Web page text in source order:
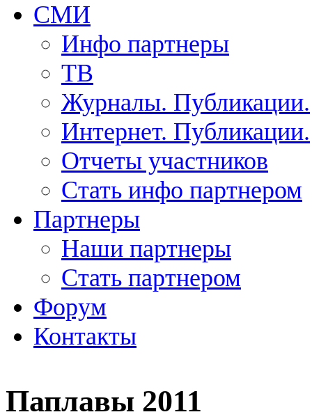
СМИ
Инфо партнеры
ТВ
Журналы. Публикации.
Интернет. Публикации.
Отчеты участников
Стать инфо партнером
Партнеры
Наши партнеры
Стать партнером
Форум
Контакты
Паплавы 2011